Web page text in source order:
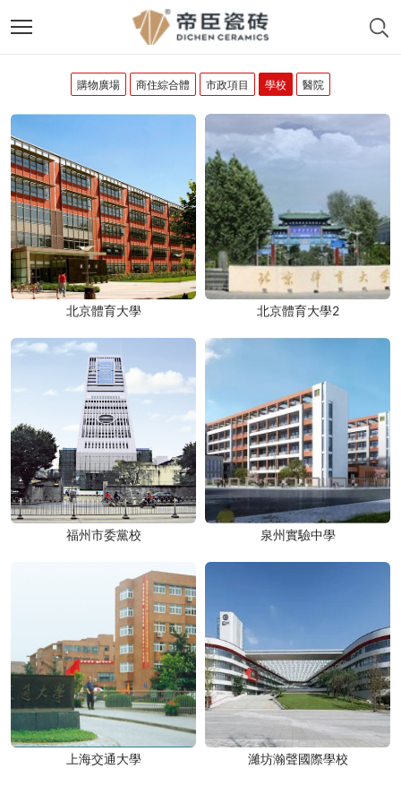
購物廣場 商住綜合體 市政項目 學校 醫院
北京體育大學 北京體育大學2
福州市委黨校 泉州實驗中學
上海交通大學 濰坊瀚聲國際學校